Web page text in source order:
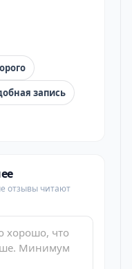
запись
отзывы читают